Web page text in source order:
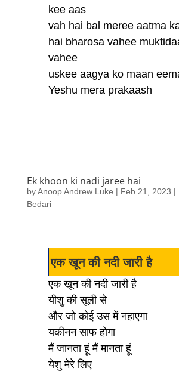
kee aas
vah hai bal meree aatma
hai bharosa vahee
vahee
uskee aagya ko maan
Yeshu mera prakaash
Ek khoon ki nadi jaree hai
byAnoop Andrew Luke | Feb 21, 2023 |
Bedari
एक खून की नदी जारी है
एक खून की नदी जारी है
यीशु की सूली से
और जो कोई उस में नहाएगा
यकीनन साफ होगा
मैं जानता हूं मैं मानता हूं
येशु मेरे लिए